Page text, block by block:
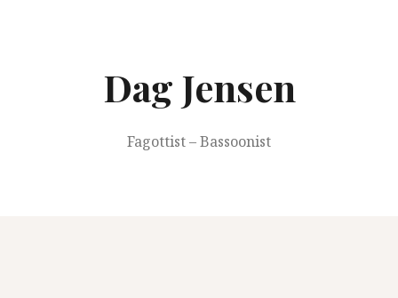
Dag Jensen
Fagottist – Bassoonist